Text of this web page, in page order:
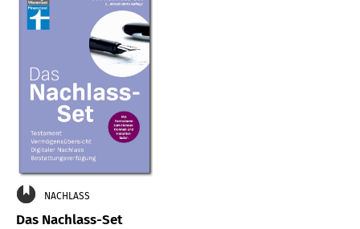
NACHLASS
Das Nachlass-Set